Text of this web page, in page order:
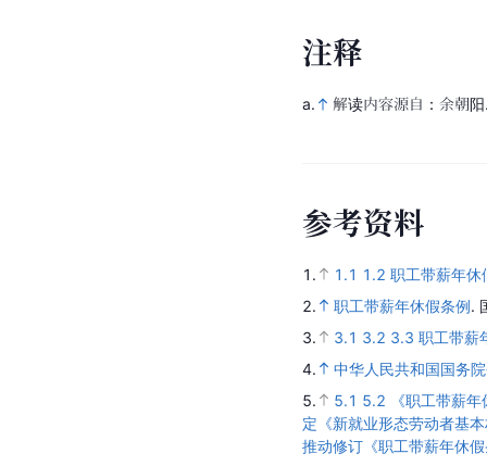
注释
a. 解读内容源自：余朝
参考资料
1. 1.1 1.2 职工带薪年
2.
职工带薪年休假条例.
3.
3.1 3.2 3.3 职工带薪
4.
中华人民共和国国务
5.
5.1 5.2
《职工带薪
定《新就业形态劳动者基
推动修订《职工带薪年休